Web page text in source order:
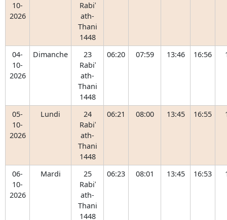
10-
2026
Rabiʿ
ath-
Thani
1448
04-
10-
2026
Dimanche
23
Rabiʿ
ath-
Thani
1448
06:20 07:59 13:46 16:56
05-
10-
2026
Lundi
24
Rabiʿ
ath-
Thani
1448
06:21 08:00 13:45 16:55
06-
10-
2026
Mardi
25
Rabiʿ
ath-
Thani
1448
06:23 08:01 13:45 16:53